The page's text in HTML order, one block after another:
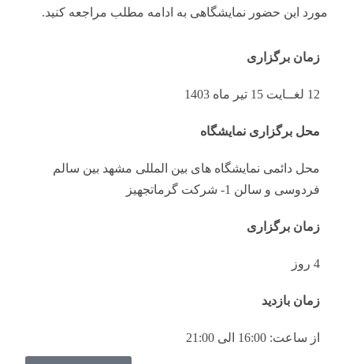
مورد این حضور نمایشگاهی به ادامه مطلب مراجعه کنید.
زمان برگزاری
12 لغــایت 15 تیر ماه 1403
محل برگزاری نمایشگاه
محل دائمی نمایشگاه های بین المللی مشهد بین سالم
فردوسی و سالن 1- شرکت گرماتجهیز
زمان برگزاری
4 روز
زمان بازدید
از ساعت: 16:00 الی 21:00